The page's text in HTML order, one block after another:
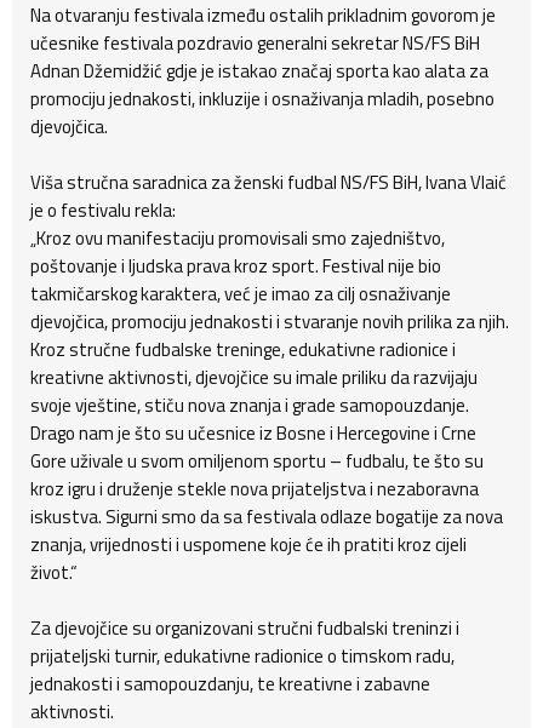
Na otvaranju festivala između ostalih prikladnim govorom je
učesnike festivala pozdravio generalni sekretar NS/FS BiH
Adnan Džemidžić gdje je istakao značaj sporta kao alata za
promociju jednakosti, inkluzije i osnaživanja mladih, posebno
djevojčica.
Viša stručna saradnica za ženski fudbal NS/FS BiH, Ivana Vlaić
je o festivalu rekla:
„Kroz ovu manifestaciju promovisali smo zajedništvo,
poštovanje i ljudska prava kroz sport. Festival nije bio
takmičarskog karaktera, već je imao za cilj osnaživanje
djevojčica, promociju jednakosti i stvaranje novih prilika za njih.
Kroz stručne fudbalske treninge, edukativne radionice i
kreativne aktivnosti, djevojčice su imale priliku da razvijaju
svoje vještine, stiču nova znanja i grade samopouzdanje.
Drago nam je što su učesnice iz Bosne i Hercegovine i Crne
Gore uživale u svom omiljenom sportu – fudbalu, te što su
kroz igru i druženje stekle nova prijateljstva i nezaboravna
iskustva. Sigurni smo da sa festivala odlaze bogatije za nova
znanja, vrijednosti i uspomene koje će ih pratiti kroz cijeli
život.“
Za djevojčice su organizovani stručni fudbalski treninzi i
prijateljski turnir, edukativne radionice o timskom radu,
jednakosti i samopouzdanju, te kreativne i zabavne
aktivnosti.